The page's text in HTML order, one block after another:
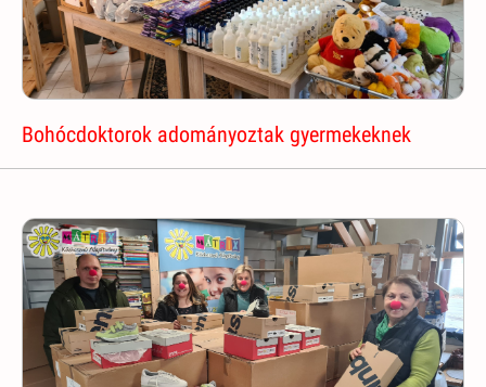
Bohócdoktorok adományoztak gyermekeknek